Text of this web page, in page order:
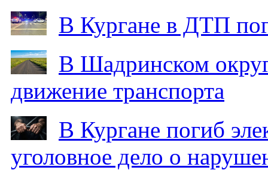
В Кургане в ДТП
В Шадринском
движение транспорта
В Кургане погиб
уголовное дело о